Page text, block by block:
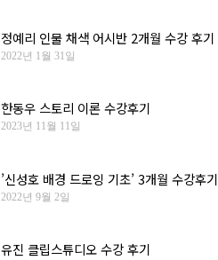
정예리 인물 채색 어시반 2개월 수강 후기
2022년 1월 31일
한동우 스토리 이론 수강후기
2023년 11월 11일
’신성호 배경 드로잉 기초’ 3개월 수강후기
2022년 9월 2일
유진 클립스튜디오 수강 후기